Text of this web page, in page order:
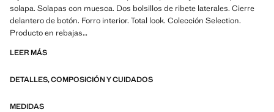
solapa. Solapas con muesca. Dos bolsillos de ribete laterales. Cierre
delantero de botón. Forro interior. Total look. Colección Selection.
Producto en rebajas
Una selección de prendas refinadas, confeccionadas con tejidos de
LEER MÁS
DETALLES, COMPOSICIÓN Y CUIDADOS
MEDIDAS